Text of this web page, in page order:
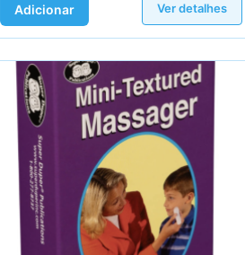
Adicionar Ver detalhes